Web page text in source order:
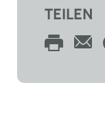
TEILEN